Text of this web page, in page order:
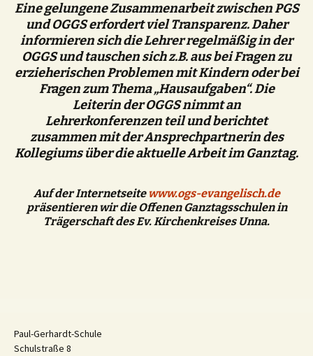
Eine gelungene Zusammenarbeit zwischen PGS
und OGGS erfordert viel Transparenz. Daher
informieren sich die Lehrer regelmäßig in der
OGGS und tauschen sich z.B. aus bei Fragen zu
erzieherischen Problemen mit Kindern oder bei
Fragen zum Thema „Hausaufgaben“. Die
Leiterin der OGGS nimmt an
Lehrerkonferenzen teil und berichtet
zusammen mit der Ansprechpartnerin des
Kollegiums über die aktuelle Arbeit im Ganztag.
Auf der Internetseite www.ogs-evangelisch.de
präsentieren wir die Offenen Ganztagsschulen in
Trägerschaft des Ev. Kirchenkreises Unna.
Paul-Gerhardt-Schule
Schulstraße 8